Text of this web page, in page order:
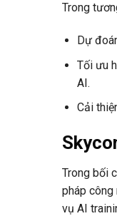
Trong
Dự
Tối ưu
AI.
Cải
Trong bối
pháp công
vụ AI